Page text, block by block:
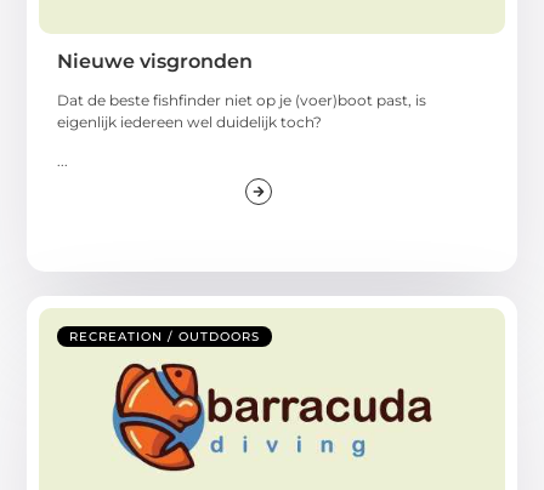
Nieuwe visgronden
Dat de beste fishfinder niet op je (voer)boot past, is
eigenlijk iedereen wel duidelijk toch?
...
RECREATION / OUTDOORS